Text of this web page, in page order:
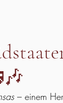
– einem